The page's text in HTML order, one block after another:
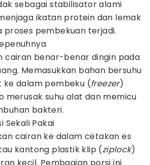
sebagai stabilisator alami
ikatan protein dan lemak
proses pembekuan terjadi.
cairan benar-benar dingin pada
Memasukkan bahan bersuhu
ke dalam pembeku (freezer)
merusak suhu alat dan memicu
bakteri.
Sekali Pakai
cairan ke dalam cetakan es
kantong plastik klip (ziplock)